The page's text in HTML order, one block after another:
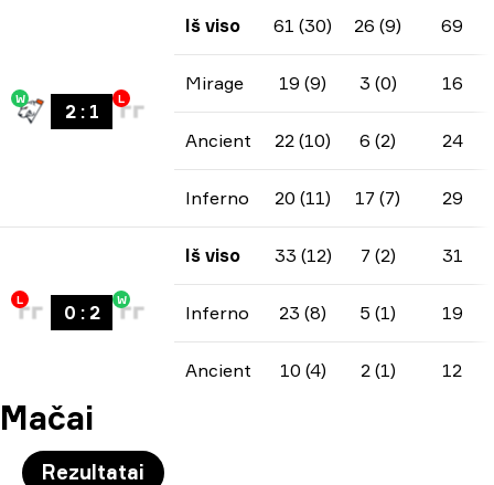
W
2: 1
L
Iš viso 61 (30) 26 (9) 69
Mirage 19 (9) 3 (0) 16
Ancient 22 (10) 6 (2) 24
Inferno 20 (11) 17 (7) 29
L
0 : 2
W
Iš viso 33 (12) 7 (2) 31
Inferno 23 (8) 5 (1) 19
Ancient 10 (4) 2 (1) 12
Mačai
Rezultatai